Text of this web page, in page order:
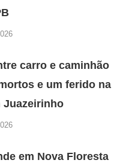
carro e caminhão
e um ferido na
Juazeirinho
em Nova Floresta